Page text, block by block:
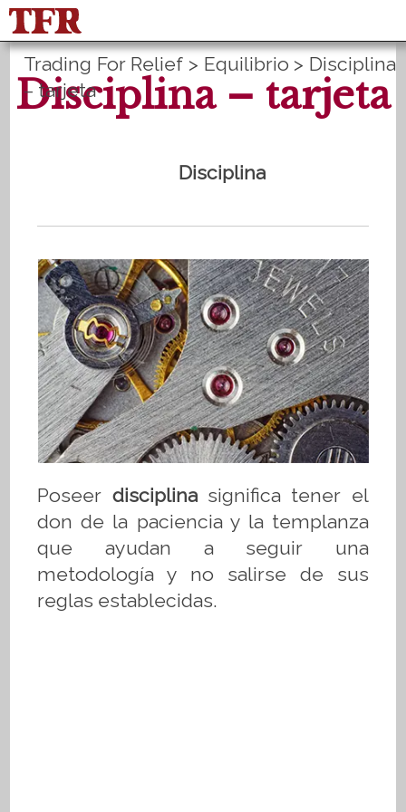
FisuOne® Equilibrio
Estadística del método
Registrate
Trading For Relief > Equilibrio > Disciplina
– tarjeta
Disciplina – tarjeta
Disciplina
Poseer disciplinasignifica tener el
don de la paciencia y la templanza
que ayudan a seguir una
metodología y no salirse de sus
reglas establecidas.